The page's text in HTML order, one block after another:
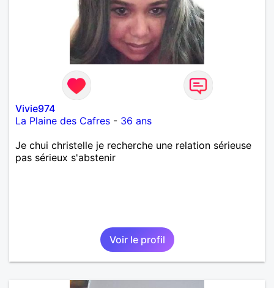
Vivie974
La Plaine des Cafres - 36 ans
Je chui christelle je recherche une relation sérieuse
pas sérieux s'abstenir
Voir le profil